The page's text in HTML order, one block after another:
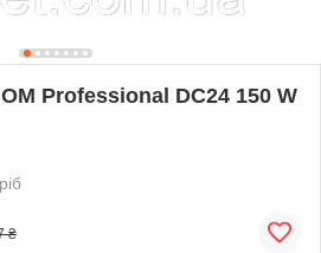
Professional DC24 150 W
₴